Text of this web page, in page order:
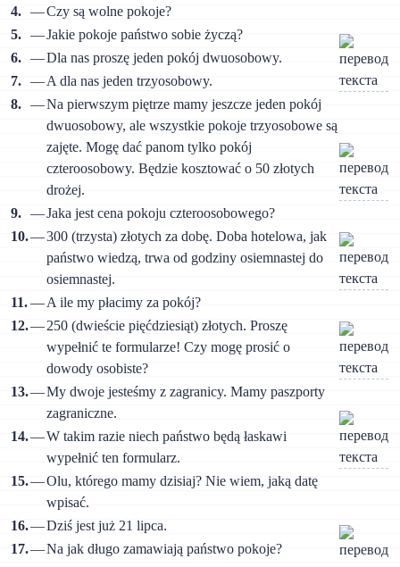
4.
—Czy są wolne pokoje?
5.
—Jakie pokoje państwo sobie życzą?
6.
—Dla nas proszę jeden pokój dwuosobowy.
7.
—A dla nas jeden trzyosobowy.
8.
—Na pierwszym piętrze mamy jeszcze jeden pokój
dwuosobowy, ale wszystkie pokoje trzyosobowe są
zajęte. Mogę dać panom tylko pokój
czteroosobowy. Będzie kosztować o 50 złotych
drożej.
9.
—Jaka jest cena pokoju czteroosobowego?
10.—300 (trzysta) złotych za dobę. Doba hotelowa, jak
państwo wiedzą, trwa od godziny osiemnastej do
osiemnastej.
11.—A ile my płacimy za pokój?
12.—250 (dwieście pięćdziesiąt) złotych. Proszę
wypełnić te formularze! Czy mogę prosić o
dowody osobiste?
13.—My dwoje jesteśmy z zagranicy. Mamy paszporty
zagraniczne.
14.—W takim razie niech państwo będą łaskawi
wypełnić ten formularz.
15.—Olu, którego mamy dzisiaj? Nie wiem, jaką datę
wpisać.
16.—Dziś jest już 21 lipca.
17.—Na jak długo zamawiają państwo pokoje?